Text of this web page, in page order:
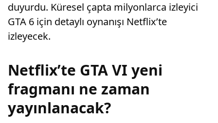
duyurdu. Küresel çapta milyonlarca izleyici
GTA 6 için detaylı oynanışı Netflix’te
izleyecek.
Netflix’te GTA VI yeni
fragmanı ne zaman
yayınlanacak?